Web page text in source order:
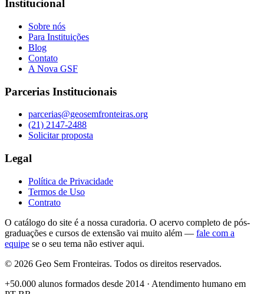
Institucional
Sobre nós
Para Instituições
Blog
Contato
A Nova GSF
Parcerias Institucionais
parcerias@geosemfronteiras.org
(21) 2147-2488
Solicitar proposta
Legal
Política de Privacidade
Termos de Uso
Contrato
O catálogo do site é a nossa curadoria. O acervo completo de pós-
graduações e cursos de extensão vai muito além — fale com a
equipe se o seu tema não estiver aqui.
© 2026 Geo Sem Fronteiras. Todos os direitos reservados.
+50.000 alunos formados desde 2014 · Atendimento humano em